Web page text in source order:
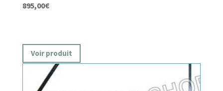
895,00€
Voir produit